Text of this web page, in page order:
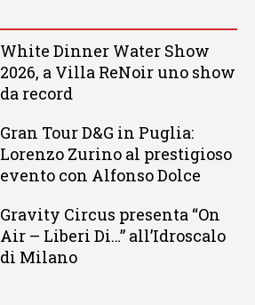
White Dinner Water Show
2026, a Villa ReNoir uno show
da record
Gran Tour D&G in Puglia:
Lorenzo Zurino al prestigioso
evento con Alfonso Dolce
Gravity Circus presenta “On
Air – Liberi Di…” all’Idroscalo
di Milano